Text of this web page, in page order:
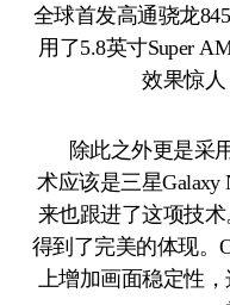
全球首发高通骁龙
用了5.8英寸Super
效果惊人
除此之外更是采用
术应该是三星Galaxy
来也跟进了这项技
得到了完美的体现。
上增加画面稳定性